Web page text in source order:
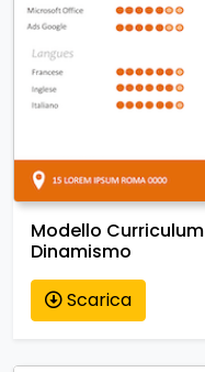
Modello Curriculum
Dinamismo
Scarica